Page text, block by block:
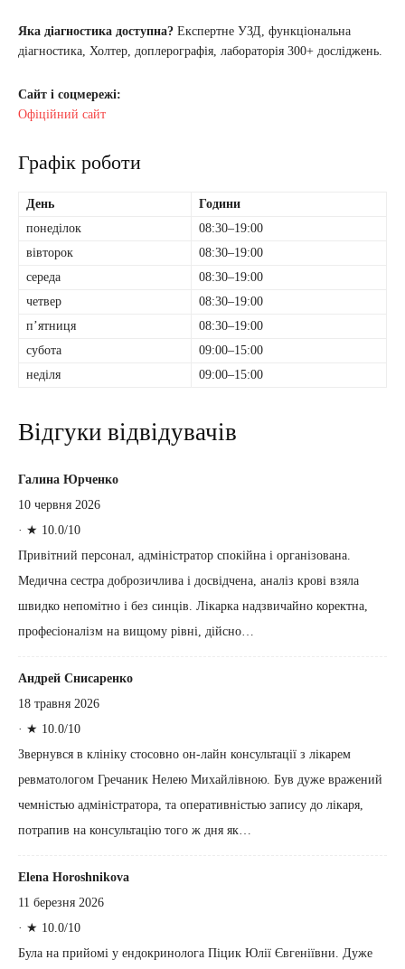
Яка діагностика доступна? Експертне УЗД, функціональна
діагностика, Холтер, доплерографія, лабораторія 300+ досліджень.
Сайт і соцмережі:
Офіційний сайт
Графік роботи
День
Години
понеділок
08:30–19:00
вівторок
08:30–19:00
середа
08:30–19:00
четвер
08:30–19:00
пʼятниця
08:30–19:00
субота
09:00–15:00
неділя
09:00–15:00
Відгуки відвідувачів
Галина Юрченко
10 червня 2026
· ★ 10.0/10
Привітний персонал, адміністратор спокійна і організована.
Медична сестра доброзичлива і досвідчена, аналіз крові взяла
швидко непомітно і без синців. Лікарка надзвичайно коректна,
професіоналізм на вищому рівні, дійсно…
Андрей Снисаренко
18 травня 2026
· ★ 10.0/10
Звернувся в клініку стосовно он-лайн консультації з лікарем
ревматологом Гречаник Нелею Михайлівною. Був дуже вражений
чемністью адміністратора, та оперативністью запису до лікаря,
потрапив на консультацію того ж дня як…
Elena Horoshnikova
11 березня 2026
· ★ 10.0/10
Була на прийомі у ендокринолога Піцик Юлії Євгеніївни. Дуже